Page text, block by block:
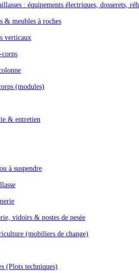
: équipements électriques, dosserets,
& meubles à roches
verticaux
(modules)
& entretien
à suspendre
vidoirs & postes de pesée
(mobiliers de change)
(Plots techniques)